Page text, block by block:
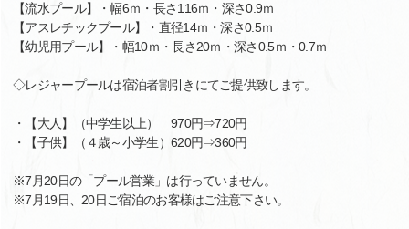
【流水プール】・幅6ｍ・長さ116ｍ・深さ0.9ｍ
【アスレチックプール】・直径14ｍ・深さ0.5ｍ
【幼児用プール】・幅10ｍ・長さ20ｍ・深さ0.5ｍ・0.7ｍ
◇レジャープールは宿泊者割引きにてご提供致します。
・【大人】（中学生以上） 970円⇒720円
・【子供】（４歳～小学生）620円⇒360円
※7月20日の「プール営業」は行っていません。
※7月19日、20日ご宿泊のお客様はご注意下さい。